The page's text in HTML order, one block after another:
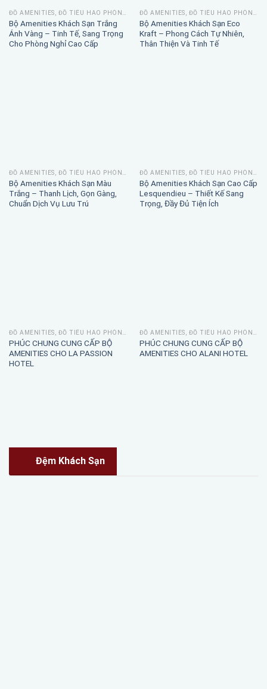
ĐỒ AMENITIES, ĐỒ TIÊU HAO PHÒNG TẮM
Bộ Amenities Khách Sạn Trắng
Ánh Vàng – Tinh Tế, Sang Trọng
Cho Phòng Nghỉ Cao Cấp
ĐỒ AMENITIES, ĐỒ TIÊU HAO PHÒNG TẮM
Bộ Amenities Khách Sạn Eco
Kraft – Phong Cách Tự Nhiên,
Thân Thiện Và Tinh Tế
ĐỒ AMENITIES, ĐỒ TIÊU HAO PHÒNG TẮM
Bộ Amenities Khách Sạn Màu
Trắng – Thanh Lịch, Gọn Gàng,
Chuẩn Dịch Vụ Lưu Trú
ĐỒ AMENITIES, ĐỒ TIÊU HAO PHÒNG TẮM
Bộ Amenities Khách Sạn Cao Cấp
Lesquendieu – Thiết Kế Sang
Trọng, Đầy Đủ Tiện Ích
ĐỒ AMENITIES, ĐỒ TIÊU HAO PHÒNG TẮM
PHÚC CHUNG CUNG CẤP BỘ
AMENITIES CHO LA PASSION
HOTEL
ĐỒ AMENITIES, ĐỒ TIÊU HAO PHÒNG TẮM
PHÚC CHUNG CUNG CẤP BỘ
AMENITIES CHO ALANI HOTEL
Đệm Khách Sạn